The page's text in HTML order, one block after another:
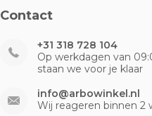
Contact
+31 318 728 104
Op werkdagen van
staan we voor je klaar
info@arbowinkel.nl
Wij reageren binnen 2